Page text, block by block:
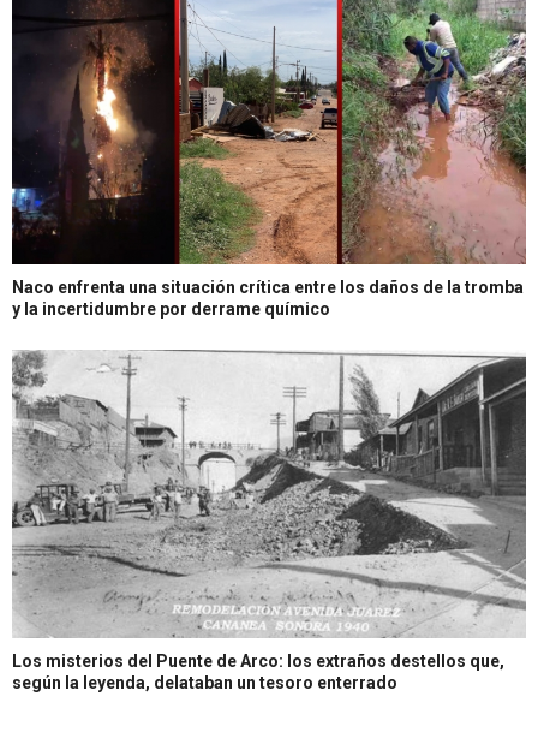
Naco enfrenta una situación crítica entre los daños de la tromba
y la incertidumbre por derrame químico
Los misterios del Puente de Arco: los extraños destellos que,
según la leyenda, delataban un tesoro enterrado